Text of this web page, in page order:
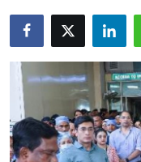
राजनीति
मनोरंजन
शिक्षा
राजस्थान